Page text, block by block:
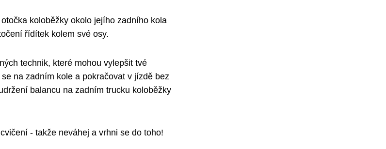
koloběžky okolo jejího zadního kola
řídítek kolem své osy.
technik, které mohou vylepšit tvé
na zadním kole a pokračovat v jízdě bez
balancu na zadním trucku koloběžky
- takže neváhej a vrhni se do toho!